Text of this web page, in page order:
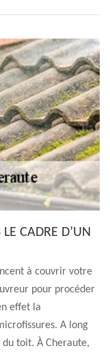
CADRE D’UN
à couvrir votre
pour procéder
effet la
A long
toit. À Cheraute,